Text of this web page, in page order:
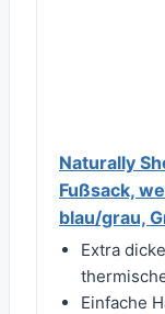
Naturally
Fußsack,
blau/grau,
Extra
Einfache